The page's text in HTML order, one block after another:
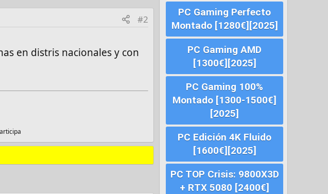
#2
en distris nacionales y con
PC Gaming Perfecto
Montado [1280€][2025]
PC Gaming AMD
[1300€][2025]
PC Gaming 100%
Montado [1300-1500€]
[2025]
PC Edición 4K Fluido
[1600€][2025]
PC TOP Crisis: 9800X3D
+ RTX 5080 [2400€]